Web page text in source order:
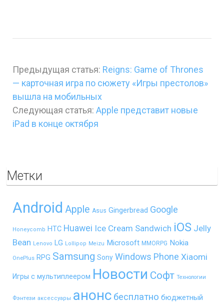
Предыдущая статья: Reigns: Game of Thrones
— карточная игра по сюжету «Игры престолов»
вышла на мобильных
Следующая статья: Apple представит новые
iPad в конце октября
Метки
Android Apple Asus Gingerbread Google
Honeycomb HTC Huawei Ice Cream Sandwich iOS Jelly
Bean Lenovo LG Lollipop Meizu Microsoft MMORPG Nokia
OnePlus RPG Samsung Sony Windows Phone Xiaomi
Игры с мультиплеером Новости Софт Технологии
Фэнтези аксессуары анонс бесплатно бюджетный